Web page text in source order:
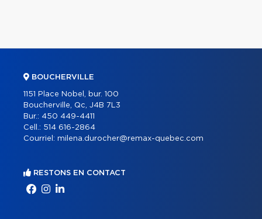
BOUCHERVILLE
1151 Place Nobel, bur. 100
Boucherville, Qc, J4B 7L3
Bur.: 450 449-4411
Cell.: 514 616-2864
Courriel: milena.durocher@remax-quebec.com
RESTONS EN CONTACT